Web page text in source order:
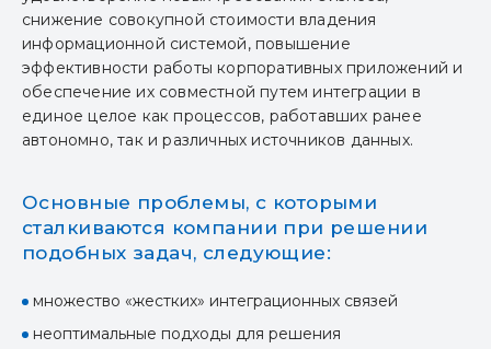
снижение совокупной стоимости владения
информационной системой, повышение
эффективности работы корпоративных приложений и
обеспечение их совместной путем интеграции в
единое целое как процессов, работавших ранее
автономно, так и различных источников данных.
Основные проблемы, с которыми
сталкиваются компании при решении
подобных задач, следующие:
множество «жестких» интеграционных связей
неоптимальные подходы для решения